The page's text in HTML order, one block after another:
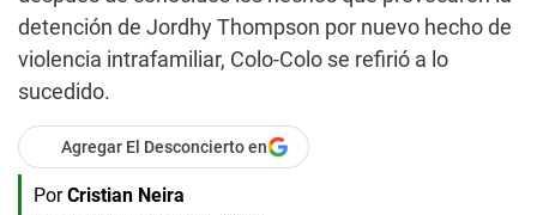
detención de Jordhy Thompson por nuevo hecho de
violencia intrafamiliar, Colo-Colo se refirió a lo
sucedido.
Agregar El Desconcierto en
Por Cristian Neira